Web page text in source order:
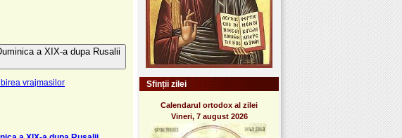
a XIX-a dupa Rusalii
vrajmasilor
Sfinții zilei
Calendarul ortodox al zilei
Vineri, 7 august 2026